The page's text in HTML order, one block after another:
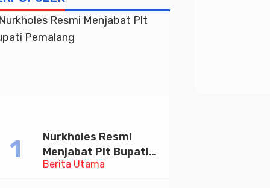
Berita Utama
Nurkholes Resmi
Menjabat Plt Bupati
Pemalang